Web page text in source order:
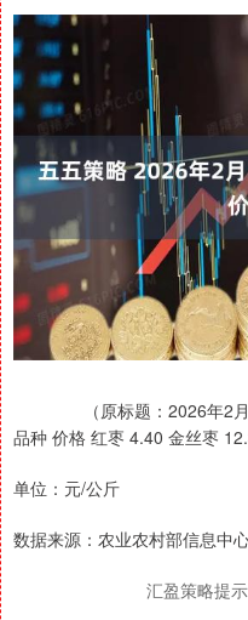
（原标题：2026年2
品种 价格 红枣 4.40 金丝枣
单位：元/公斤
数据来源：农业农村部信息中
汇盈策略提